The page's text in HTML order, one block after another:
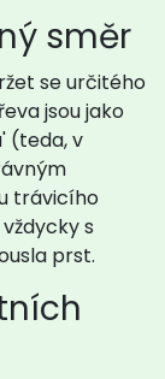
směr
se určitého
jsou jako
(teda, v
trávicího
s
prst.